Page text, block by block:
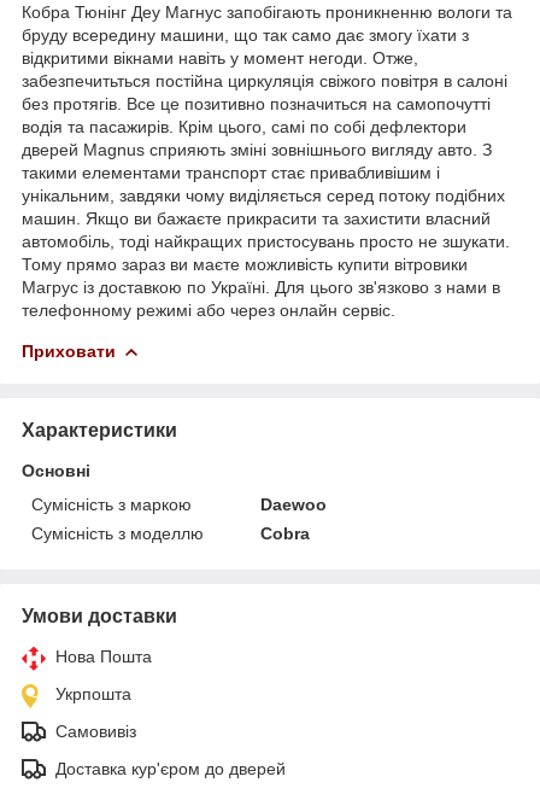
Кобра Тюнінг Деу Магнус запобігають проникненню вологи та
бруду всередину машини, що так само дає змогу їхати з
відкритими вікнами навіть у момент негоди. Отже,
забезпечитьться постійна циркуляція свіжого повітря в салоні
без протягів. Все це позитивно позначиться на самопочутті
водія та пасажирів. Крім цього, самі по собі дефлектори
дверей Magnus сприяють зміні зовнішнього вигляду авто. З
такими елементами транспорт стає привабливішим і
унікальним, завдяки чому виділяється серед потоку подібних
машин. Якщо ви бажаєте прикрасити та захистити власний
автомобіль, тоді найкращих пристосувань просто не зшукати.
Тому прямо зараз ви маєте можливість купити вітровики
Магрус із доставкою по Україні. Для цього зв'язково з нами в
телефонному режимі або через онлайн сервіс.
Приховати
Характеристики
Основні
Сумісність з маркою
Daewoo
Сумісність з моделлю
Cobra
Умови доставки
Нова Пошта
Укрпошта
Самовивіз
Доставка кур'єром до дверей